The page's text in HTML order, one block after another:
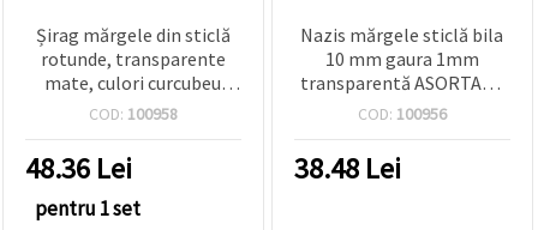
Șirag mărgele din sticlă
rotunde, transparente
mate, culori curcubeu
mixte, 12 mm, gaură 1
pentru bijuterii DIY
COD: 100958
48.36 Lei
pentru 1 set
Nazis mărgele sticlă bila
10 mm gaura 1mm
transparentă ASORTATE
mat curcubeu ~ 38 bucăți
COD: 100956
38.48 Lei